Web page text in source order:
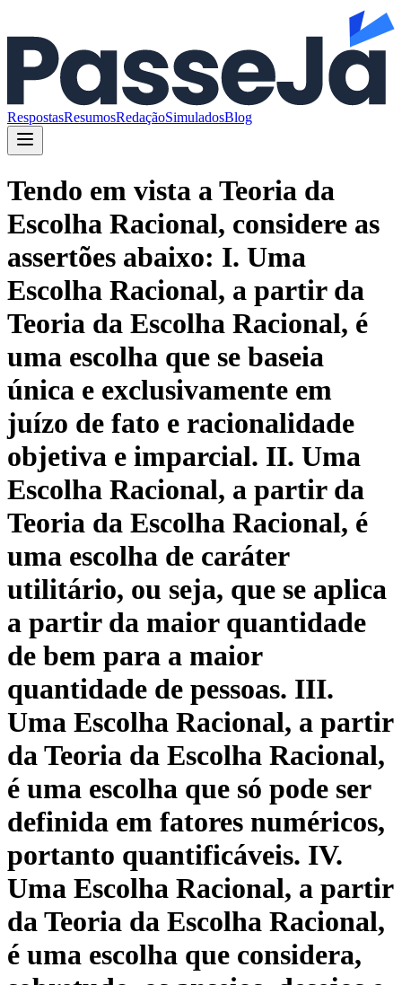
RespostasResumosRedaçãoSimuladosBlog
Tendo em vista a Teoria da
Escolha Racional, considere as
assertões abaixo: I. Uma
Escolha Racional, a partir da
Teoria da Escolha Racional, é
uma escolha que se baseia
única e exclusivamente em
juízo de fato e racionalidade
objetiva e imparcial. II. Uma
Escolha Racional, a partir da
Teoria da Escolha Racional, é
uma escolha de caráter
utilitário, ou seja, que se aplica
a partir da maior quantidade
de bem para a maior
quantidade de pessoas. III.
Uma Escolha Racional, a partir
da Teoria da Escolha Racional,
é uma escolha que só pode ser
definida em fatores numéricos,
portanto quantificáveis. IV.
Uma Escolha Racional, a partir
da Teoria da Escolha Racional,
é uma escolha que considera,